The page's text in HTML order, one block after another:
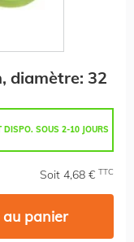
diamètre: 32
DISPO. SOUS 2-10 JOURS
Soit 4,68 € TTC
panier